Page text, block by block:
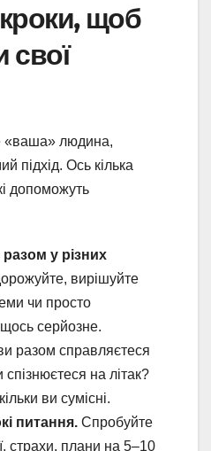
щоб
свої
«ваша» людина,
підхід. Ось кілька
допоможуть
у різних
вирішуйте
чи просто
серйозне.
разом справляєтеся
спізнюєтеся на літак?
ви сумісні.
питання. Спробуйте
страхи, плани на 5–10